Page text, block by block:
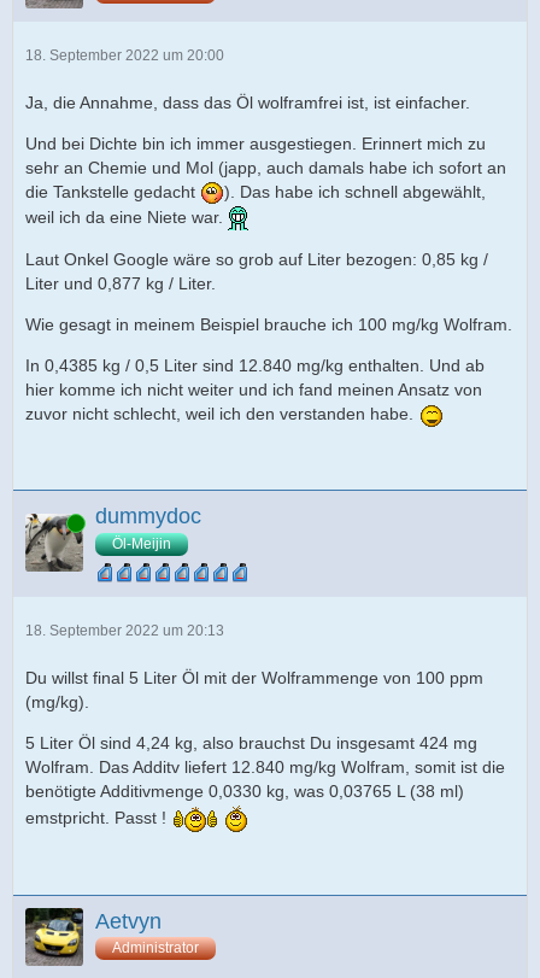
18. September 2022 um 20:00
Ja, die Annahme, dass das Öl wolframfrei ist, ist einfacher.
Und bei Dichte bin ich immer ausgestiegen. Erinnert mich zu
sehr an Chemie und Mol (japp, auch damals habe ich sofort an
die Tankstelle gedacht
). Das habe ich schnell abgewählt,
weil ich da eine Niete war.
Laut Onkel Google wäre so grob auf Liter bezogen: 0,85 kg /
Liter und 0,877 kg / Liter.
Wie gesagt in meinem Beispiel brauche ich 100 mg/kg Wolfram.
In 0,4385 kg / 0,5 Liter sind 12.840 mg/kg enthalten. Und ab
hier komme ich nicht weiter und ich fand meinen Ansatz von
zuvor nicht schlecht, weil ich den verstanden habe.
Online dummydoc
Öl-Meijin
18. September 2022 um 20:13
Du willst final 5 Liter Öl mit der Wolframmenge von 100 ppm
(mg/kg).
5 Liter Öl sind 4,24 kg, also brauchst Du insgesamt 424 mg
Wolfram. Das Additv liefert 12.840 mg/kg Wolfram, somit ist die
benötigte Additivmenge 0,0330 kg, was 0,03765 L (38 ml)
emstpricht. Passt !
Aetvyn
Administrator